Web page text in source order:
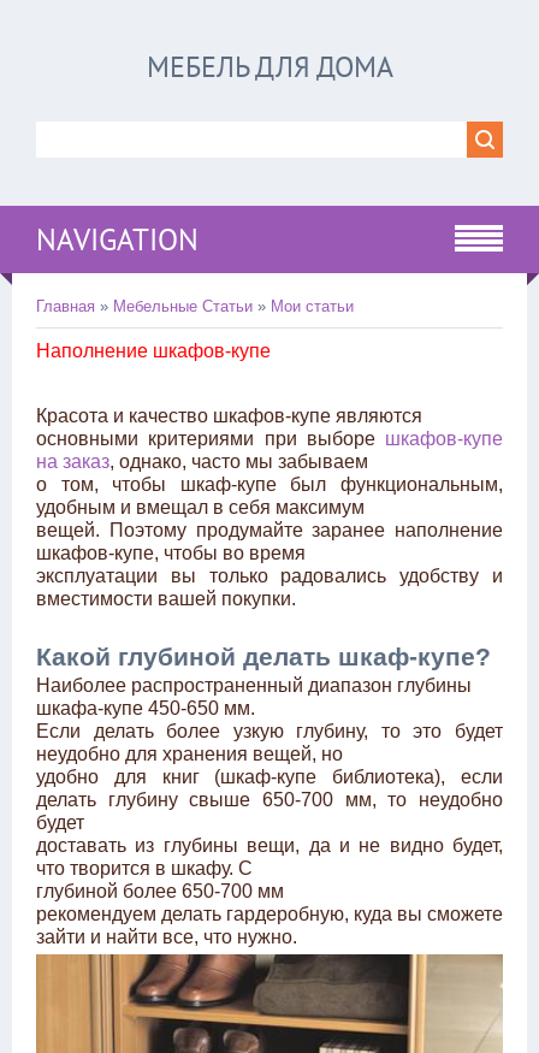
МЕБЕЛЬ ДЛЯ ДОМА
NAVIGATION
Главная » Мебельные Статьи » Мои статьи
Наполнение шкафов-купе
Красота и качество шкафов-купе являются
основными критериями при выборе шкафов-купе
на заказ, однако, часто мы забываем
о том, чтобы шкаф-купе был функциональным,
удобным и вмещал в себя максимум
вещей. Поэтому продумайте заранее наполнение
шкафов-купе, чтобы во время
эксплуатации вы только радовались удобству и
вместимости вашей покупки.
Какой глубиной делать шкаф-купе?
Наиболее распространенный диапазон глубины
шкафа-купе 450-650 мм.
Если делать более узкую глубину, то это будет
неудобно для хранения вещей, но
удобно для книг (шкаф-купе библиотека), если
делать глубину свыше 650-700 мм, то неудобно
будет
доставать из глубины вещи, да и не видно будет,
что творится в шкафу. С
глубиной более 650-700 мм
рекомендуем делать гардеробную, куда вы сможете
зайти и найти все, что нужно.